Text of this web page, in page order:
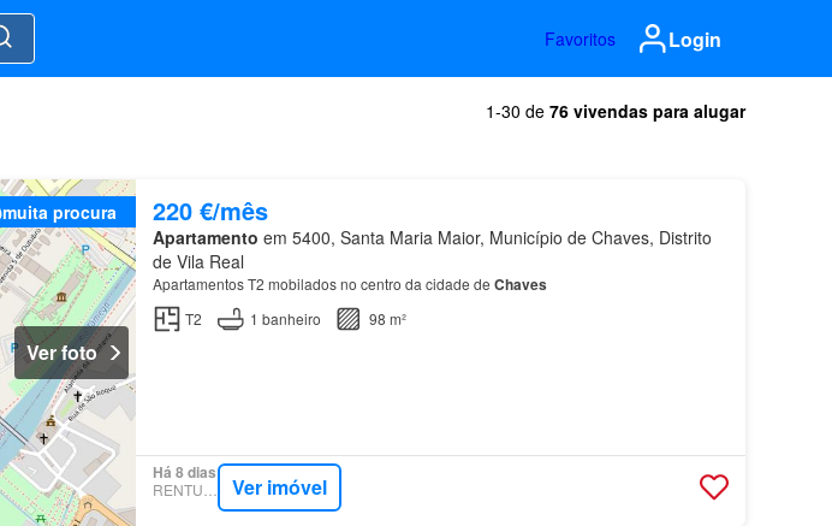
Favoritos Login
1-30 de 76 vivendas para alugar
muita procura
Ver foto
220 €/mês
Apartamento em 5400, Santa Maria Maior, Município de Chaves, Distrito
de Vila Real
Apartamentos T2 mobilados no centro da cidade de Chaves
T2 1 banheiro 98 m²
Há 8 dias
RENTUMO Ver imóvel